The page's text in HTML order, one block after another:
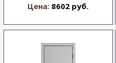
Цена: 8602 руб.